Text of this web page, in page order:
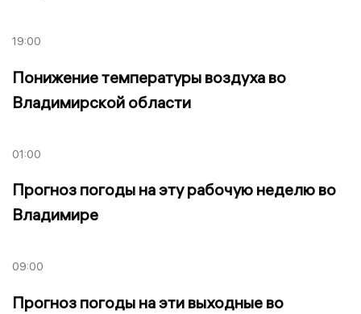
19:00
Понижение температуры воздуха во
Владимирской области
01:00
Прогноз погоды на эту рабочую неделю во
Владимире
09:00
Прогноз погоды на эти выходные во